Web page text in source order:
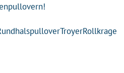
Troyer